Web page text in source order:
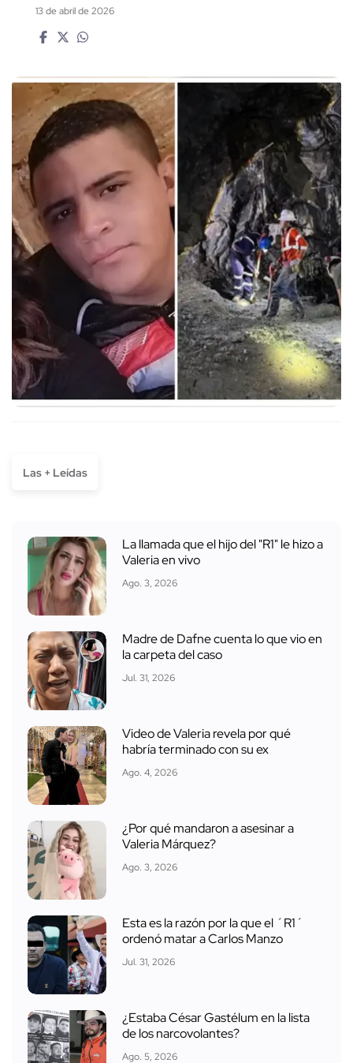
13 de abril de 2026
Las + Leídas
La llamada que el hijo del "R1" le hizo a
Valeria en vivo
Ago. 3, 2026
Madre de Dafne cuenta lo que vio en
la carpeta del caso
Jul. 31, 2026
Video de Valeria revela por qué
habría terminado con su ex
Ago. 4, 2026
¿Por qué mandaron a asesinar a
Valeria Márquez?
Ago. 3, 2026
Esta es la razón por la que el ´R1´
ordenó matar a Carlos Manzo
Jul. 31, 2026
¿Estaba César Gastélum en la lista
de los narcovolantes?
Ago. 5, 2026